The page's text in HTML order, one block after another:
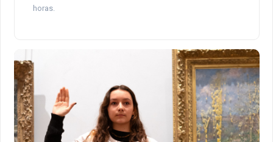
horas.